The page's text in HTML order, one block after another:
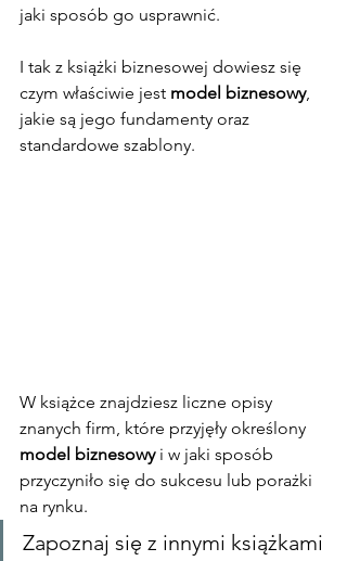
jaki sposób go usprawnić.
I tak z książki biznesowej dowiesz się
czym właściwie jest model biznesowy,
jakie są jego fundamenty oraz
standardowe szablony.
W książce znajdziesz liczne opisy
znanych firm, które przyjęły określony
model biznesowy i w jaki sposób
przyczyniło się do sukcesu lub porażki
na rynku.
Zapoznaj się z innymi książkami